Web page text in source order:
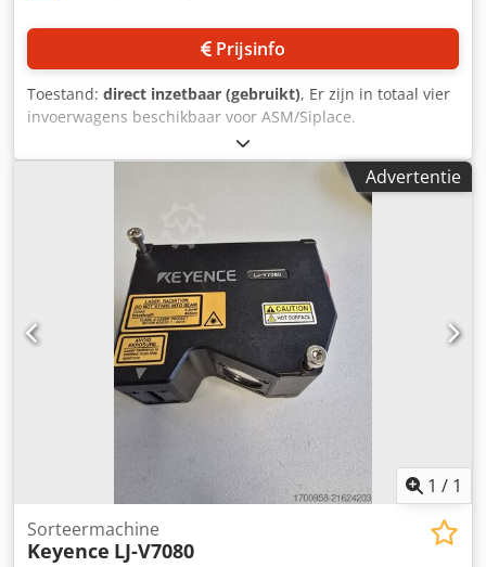
Prijsinfo
Toestand: direct inzetbaar (gebruikt), Er zijn in totaal vier
invoerwagens beschikbaar voor ASM/Siplace.
Documentatie beschikbaar. Een bezoek ter plaatse is
mogelijk. Dcedev I U H Ajpfx Ahpsk
Advertentie
1 / 1
Sorteermachine
Keyence LJ-V7080